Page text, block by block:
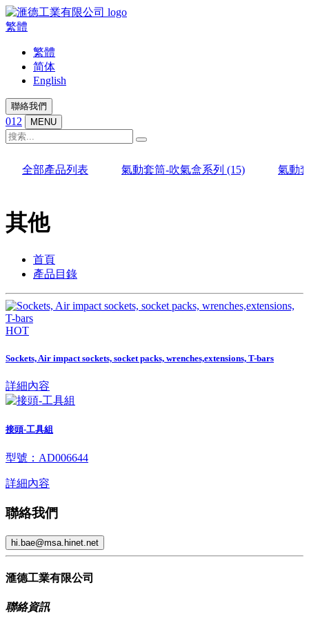
繁體
繁體
简体
English
聯絡我們
012 MENU
全部產品列表 氣動套筒-吹氣盒系列 (15) 氣動
其他
首頁
產品目錄
HOT
Sockets, Air impact sockets, socket packs, wrenches,extensions, T-bars
詳細內容
接頭-工具組
型號：AD006644
詳細內容
聯絡我們
hi.bae@msa.hinet.net
滙德工業有限公司
聯絡資訊